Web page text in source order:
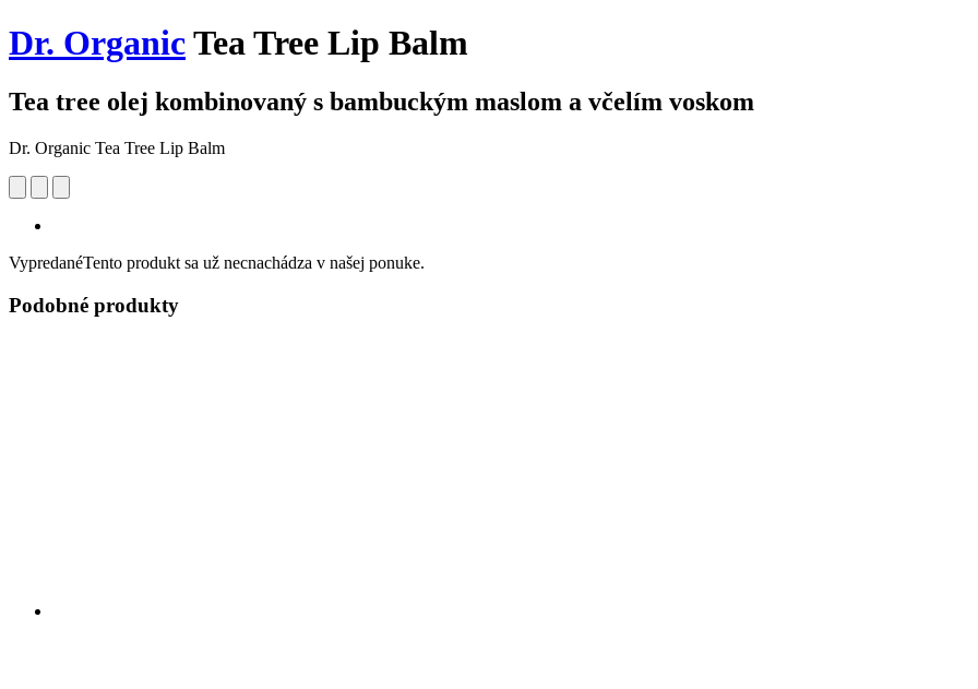
Dr. OrganicTea Tree Lip Balm
Tea tree olej kombinovaný s bambuckým maslom a včelím voskom
Dr. Organic Tea Tree Lip Balm
VypredanéTento produkt sa už necnachádza v našej ponuke.
Podobné produkty